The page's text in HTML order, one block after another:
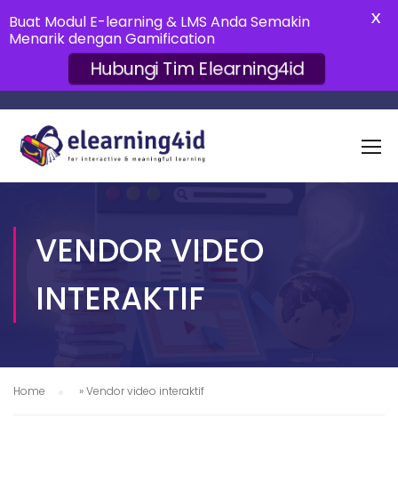
VENDOR VIDEO
INTERAKTIF
Home »Vendor video interaktif
Buat Modul E-learning & LMS Anda Semakin
Menarik dengan Gamification
Hubungi Tim Elearning4id
X